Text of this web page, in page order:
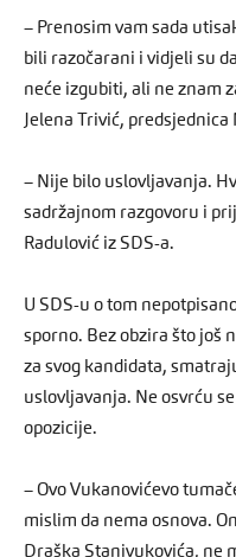
– Prenosim vam sada
bili razočarani i vidjeli su
neće izgubiti, ali ne znam
Jelena Trivić,
– Nije bilo uslovljavanja.
sadržajnom razgovoru i
Radulović iz SDS-a.
U SDS-u o tom
sporno. Bez obzira što još
za svog kandidata,
uslovljavanja. Ne osvrću
opozicije.
– Ovo Vukanovićevo
mislim da nema osnova.
Draška Stanivukovića, ne